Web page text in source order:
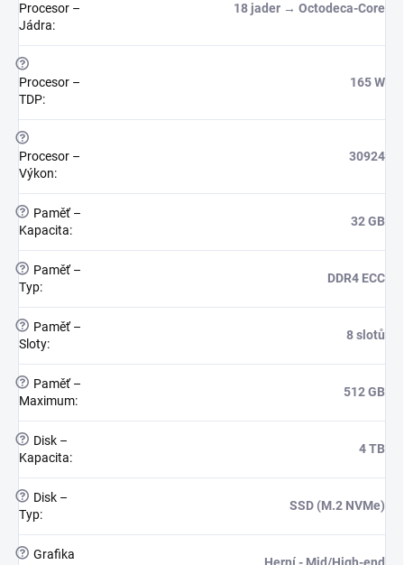
Procesor –
Jádra:
18 jader → Octodeca-Core
?
Procesor –
TDP:
165 W
?
Procesor –
Výkon:
30924
?
Paměť –
Kapacita:
32 GB
?
Paměť –
Typ:
DDR4 ECC
?
Paměť –
Sloty:
8 slotů
?
Paměť –
Maximum:
512 GB
?
Disk –
Kapacita:
4 TB
?
Disk –
Typ:
SSD (M.2 NVMe)
? Grafika